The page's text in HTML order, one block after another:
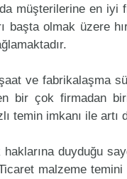
müşterilerine en iyi
başta olmak üzere
ve fabrikalaşma
bir çok firmadan
temin imkanı ile artı
duyduğu
malzeme